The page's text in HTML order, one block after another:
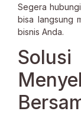
Segera
bisa langsung
bisnis Anda.